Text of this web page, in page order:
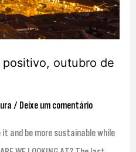
outubro de
/ Deixe um comentário
and be more sustainable while